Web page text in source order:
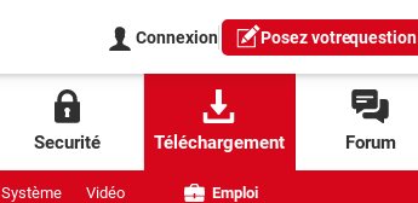
Connexion Posez votrequestion
Securité Téléchargement Forum
Système Vidéo Emploi